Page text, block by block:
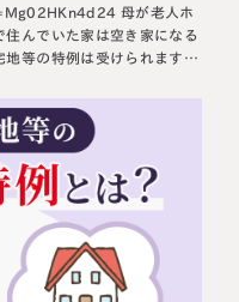
母が老人ホ
んでいた家は空き家になる
等の特例は受けられます
満たすのであれ…